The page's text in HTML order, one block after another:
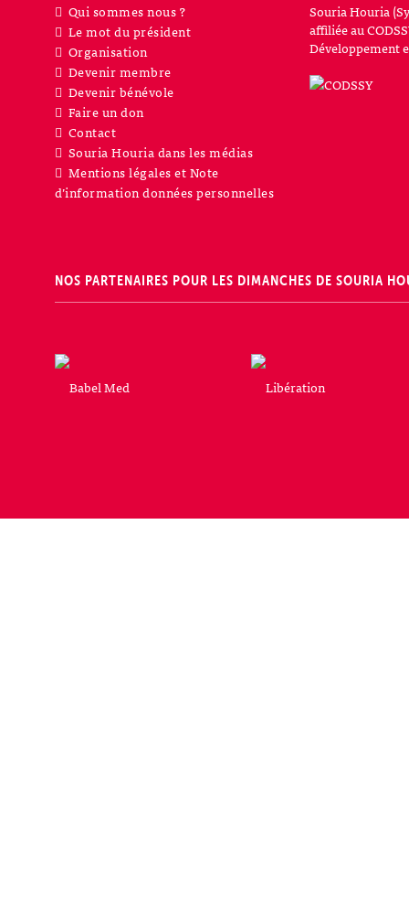
Qui sommes nous ?
Le mot du président
Organisation
Devenir membre
Devenir bénévole
Faire un don
Contact
Souria Houria dans les médias
Mentions légales et Note
d’information données personnelles
Souria Houria
affiliée au
Développement
NOS PARTENAIRES POUR LES DIMANCHES DE SOURIA